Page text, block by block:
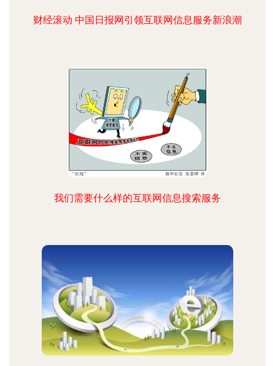
财经滚动 中国日报网引领互联网信息服务新浪潮
我们需要什么样的互联网信息搜索服务